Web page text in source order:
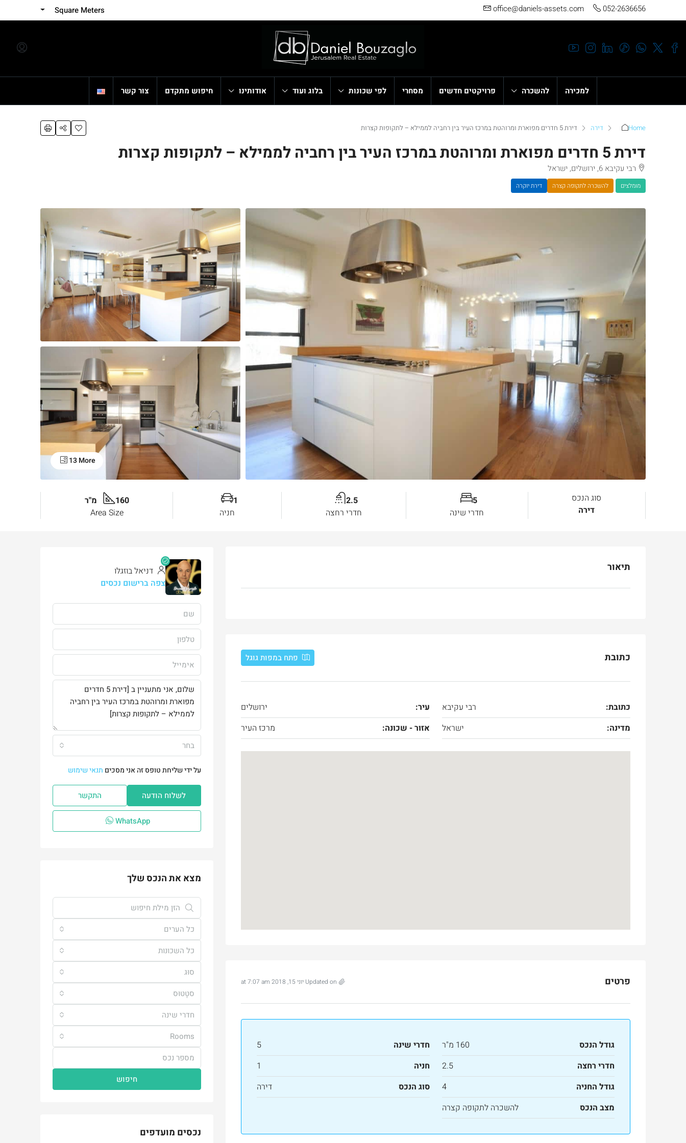
052-2636656
office@daniels-assets.com
Square Meters
למכירה להשכרה פרויקטים חדשים מסחרי לפי שכונות בלוג ועוד אודותינו חיפוש מתקדם צור קשר
Home דירה דירת 5 חדרים מפוארת ומרוהטת במרכז העיר בין רחביה לממילא – לתקופות קצרות
דירת 5 חדרים מפוארת ומרוהטת במרכז העיר בין רחביה לממילא – לתקופות קצרות
רבי עקיבא 6, ירושלים, ישראל
מומלצים להשכרה לתקופה קצרה דירת יוקרה
13 More
סוג הנכס
דירה
5
חדרי שינה
2.5
חדרי רחצה
1
חניה
160 מ"ר
Area Size
תיאור
כתובת פתח במפות גוגל
כתובת: רבי עקיבא עיר:
ירושלים
מדינה:
ישראל אזור - שכונה: מרכז העיר
פרטים Updated on יוני 15, 2018 at 7:07 am
גודל הנכס 160 מ"ר חדרי שינה
5
חדרי רחצה
2.5 חניה
1
גודל החניה
4 סוג הנכס
דירה
מצב הנכס
להשכרה לתקופה קצרה
דניאל בוזגלו
צפה ברישום נכסים
בחר
על ידי שליחת טופס זה אני מסכים תנאי שימוש
לשלוח הודעה התקשר
WhatsApp
מצא את הנכס שלך
כל הערים
כל השכונות
סוּג
סטָטוּס
חדרי שינה
Rooms
חיפוש
נכסים מועדפים